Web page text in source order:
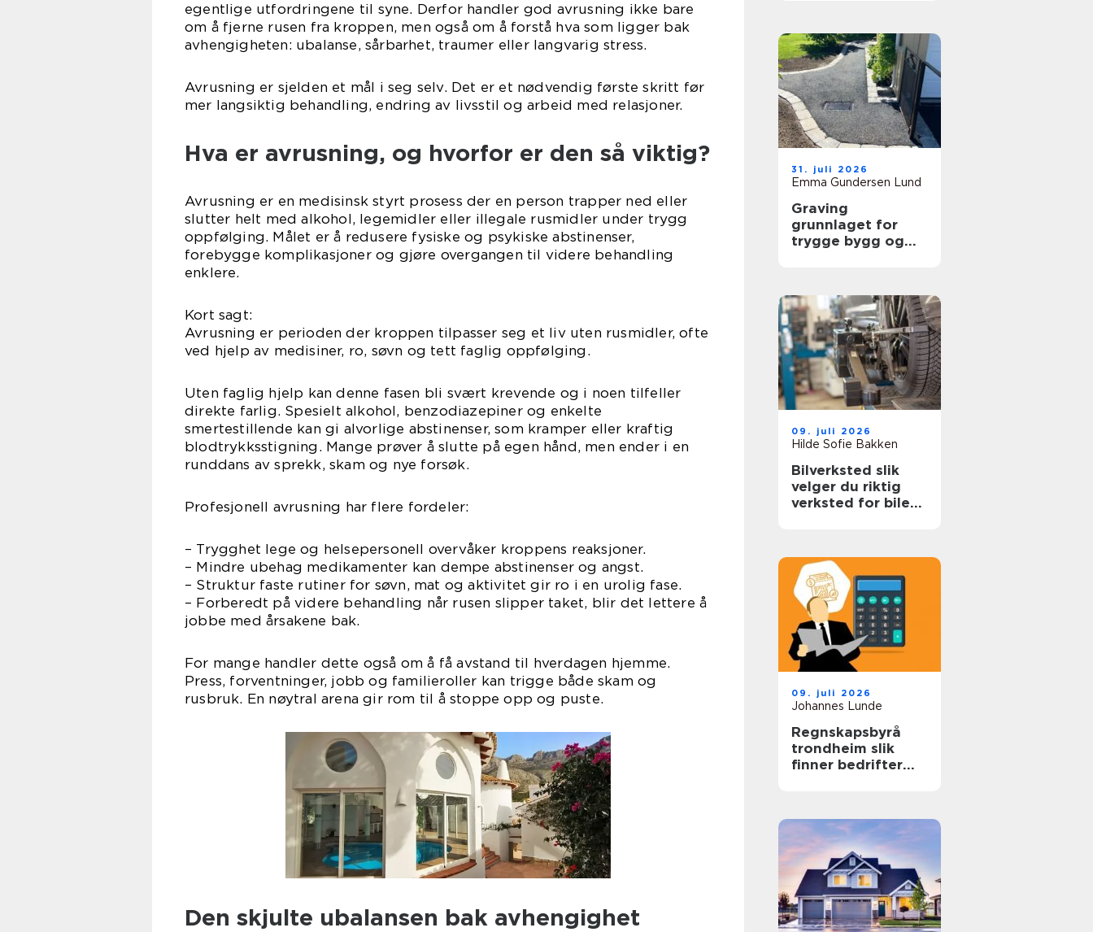
egentlige utfordringene til syne. Derfor handler god avrusning ikke bare
om å fjerne rusen fra kroppen, men også om å forstå hva som ligger bak
avhengigheten: ubalanse, sårbarhet, traumer eller langvarig stress.
Avrusning er sjelden et mål i seg selv. Det er et nødvendig første skritt før
mer langsiktig behandling, endring av livsstil og arbeid med relasjoner.
Hva er avrusning, og hvorfor er den så viktig?
Avrusning er en medisinsk styrt prosess der en person trapper ned eller
slutter helt med alkohol, legemidler eller illegale rusmidler under trygg
oppfølging. Målet er å redusere fysiske og psykiske abstinenser,
forebygge komplikasjoner og gjøre overgangen til videre behandling
enklere.
Kort sagt:
Avrusning er perioden der kroppen tilpasser seg et liv uten rusmidler, ofte
ved hjelp av medisiner, ro, søvn og tett faglig oppfølging.
Uten faglig hjelp kan denne fasen bli svært krevende og i noen tilfeller
direkte farlig. Spesielt alkohol, benzodiazepiner og enkelte
smertestillende kan gi alvorlige abstinenser, som kramper eller kraftig
blodtrykksstigning. Mange prøver å slutte på egen hånd, men ender i en
runddans av sprekk, skam og nye forsøk.
Profesjonell avrusning har flere fordeler:
– Trygghet lege og helsepersonell overvåker kroppens reaksjoner.
– Mindre ubehag medikamenter kan dempe abstinenser og angst.
– Struktur faste rutiner for søvn, mat og aktivitet gir ro i en urolig fase.
– Forberedt på videre behandling når rusen slipper taket, blir det lettere å
jobbe med årsakene bak.
For mange handler dette også om å få avstand til hverdagen hjemme.
Press, forventninger, jobb og familieroller kan trigge både skam og
rusbruk. En nøytral arena gir rom til å stoppe opp og puste.
Den skjulte ubalansen bak avhengighet
31. juli 2026
Emma Gundersen Lund
Graving
grunnlaget for
trygge bygg og
09. juli 2026
Hilde Sofie Bakken
Bilverksted slik
velger du riktig
verksted for bilen
09. juli 2026
Johannes Lunde
Regnskapsbyrå
trondheim slik
finner bedrifter